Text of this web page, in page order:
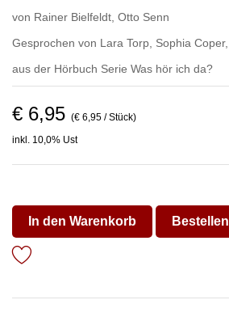
von Rainer Bielfeldt Otto Senn
Gesprochen von Lara Torp Sophia Coper,
aus der Hörbuch Serie Was hör ich da?
€ 6,95 (€ 6,95 / Stück)
inkl. 10,0% Ust
In den Warenkorb Bestellen